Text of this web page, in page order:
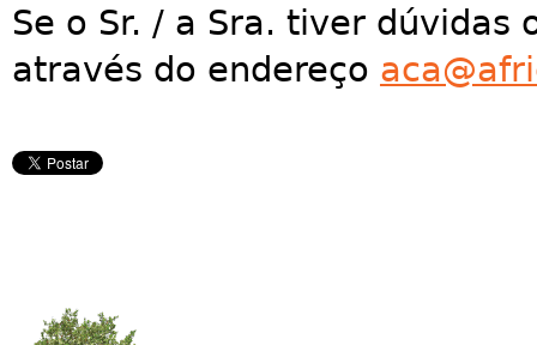
Se o Sr. / a Sra. tiver
através do endereço